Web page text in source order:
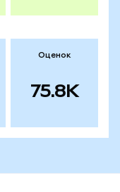
Оценок
75.8K